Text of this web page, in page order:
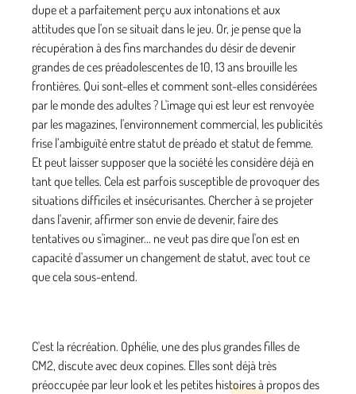
dupe et a parfaitement perçu aux intonations et aux
attitudes que l'on se situait dans le jeu. Or, je pense que la
récupération à des fins marchandes du désir de devenir
grandes de ces préadolescentes de 10, 13 ans brouille les
frontières. Qui sont-elles et comment sont-elles considérées
par le monde des adultes ? L'image qui est leur est renvoyée
par les magazines, l'environnement commercial, les publicités
frise l’ambiguïté entre statut de préado et statut de femme.
Et peut laisser supposer que la société les considère déjà en
tant que telles. Cela est parfois susceptible de provoquer des
situations difficiles et insécurisantes. Chercher à se projeter
dans l'avenir, affirmer son envie de devenir, faire des
tentatives ou s'imaginer... ne veut pas dire que l'on est en
capacité d'assumer un changement de statut, avec tout ce
que cela sous-entend.
C'est la récréation. Ophélie, une des plus grandes filles de
CM2, discute avec deux copines. Elles sont déjà très
préoccupée par leur look et les petites histoires à propos des